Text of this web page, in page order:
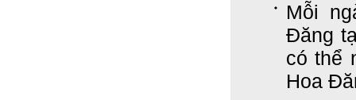
Mỗi
Đăng
có thể
Hoa